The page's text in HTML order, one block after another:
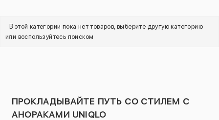
В этой категории пока нет товаров, выберите другую категорию
или воспользуйтесь поиском
ПРОКЛАДЫВАЙТЕ ПУТЬ СО СТИЛЕМ С
АНОРАКАМИ UNIQLO